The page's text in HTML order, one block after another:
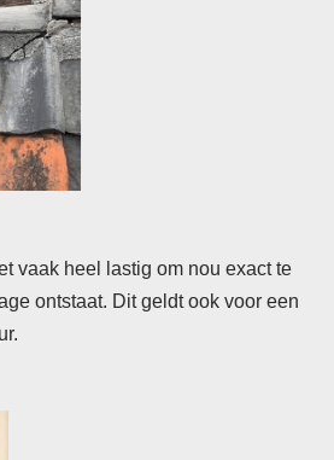
vaak heel lastig om nou exact te
ontstaat. Dit geldt ook voor een